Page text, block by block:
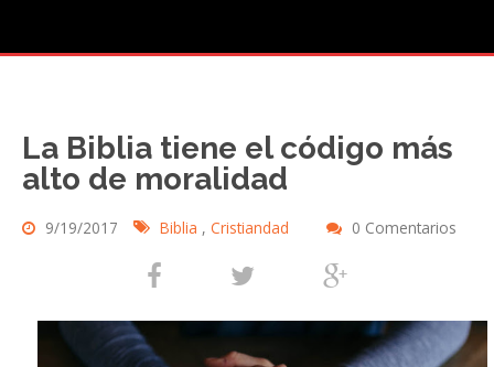
La Biblia tiene el código más
alto de moralidad
9/19/2017 Biblia , Cristiandad 0 Comentarios